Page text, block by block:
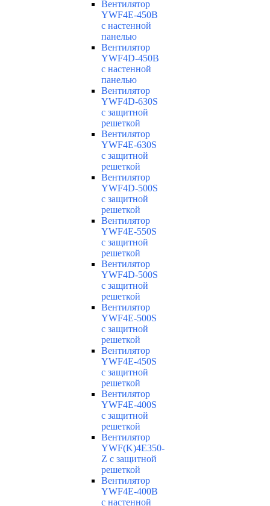
Вентилятор
YWF4E-450B
с настенной
панелью
Вентилятор
YWF4D-450B
с настенной
панелью
Вентилятор
YWF4D-630S
с защитной
решеткой
Вентилятор
YWF4E-630S
с защитной
решеткой
Вентилятор
YWF4D-500S
с защитной
решеткой
Вентилятор
YWF4E-550S
с защитной
решеткой
Вентилятор
YWF4D-500S
с защитной
решеткой
Вентилятор
YWF4E-500S
с защитной
решеткой
Вентилятор
YWF4E-450S
с защитной
решеткой
Вентилятор
YWF4E-400S
с защитной
решеткой
Вентилятор
YWF(K)4E350-
Z с защитной
решеткой
Вентилятор
YWF4E-400B
с настенной